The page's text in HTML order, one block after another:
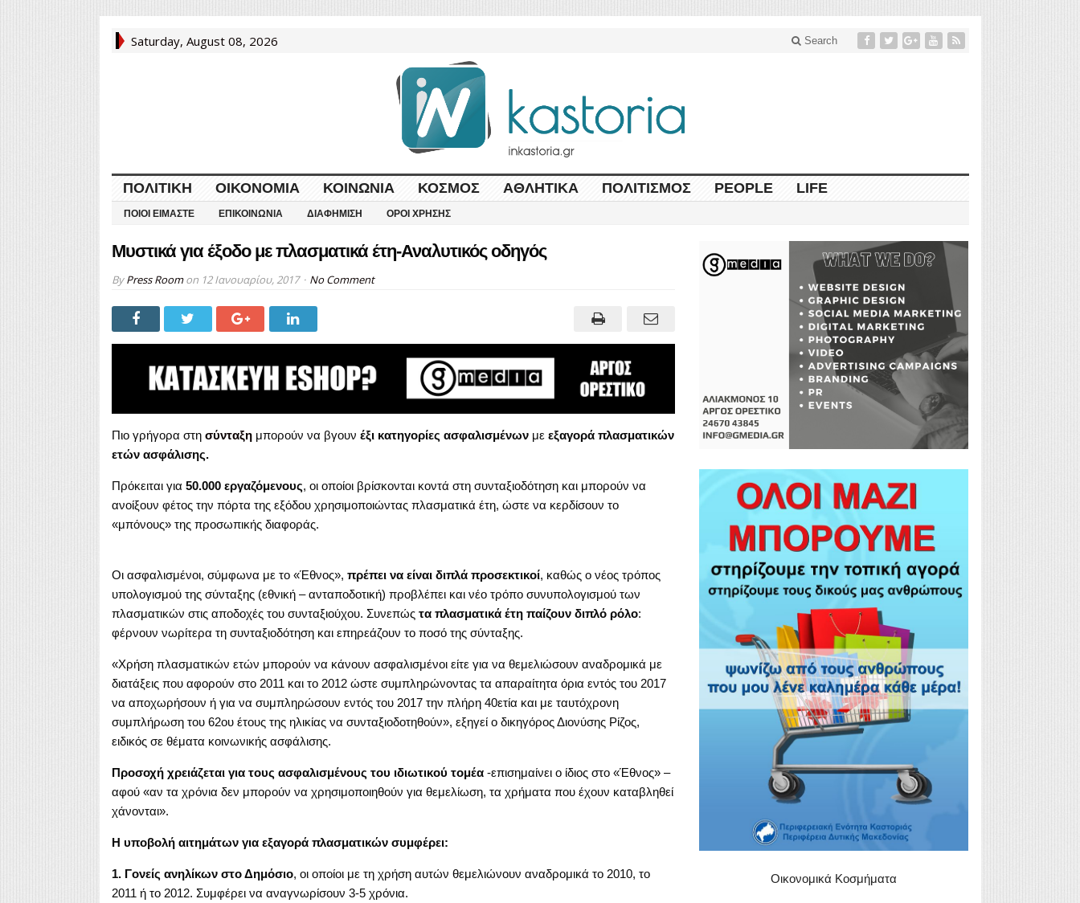
Saturday, August 08, 2026 Search
ΠΟΛΙΤΙΚΉ ΟΙΚΟΝΟΜΊΑ ΚΟΙΝΩΝΊΑ ΚΌΣΜΟΣ ΑΘΛΗΤΙΚΆ ΠΟΛΙΤΙΣΜΌΣ PEOPLE LIFE
ΠΟΙΟΙ ΕΊΜΑΣΤΕ ΕΠΙΚΟΙΝΩΝΊΑ ΔΙΑΦΉΜΙΣΗ ΌΡΟΙ ΧΡΉΣΗΣ
Μυστικά για έξοδο με πλασματικά έτη-Αναλυτικός οδηγός
ByPress Roomon 12 Ιανουαρίου, 2017 No Comment
Πιο γρήγορα στη σύνταξη μπορούν να βγουν έξι κατηγορίες ασφαλισμένωνμε εξαγορά πλασματικών
ετών ασφάλισης.
Πρόκειται για 50.000 εργαζόμενους, οι οποίοι βρίσκονται κοντά στη συνταξιοδότηση και μπορούν να
ανοίξουν φέτος την πόρτα της εξόδου χρησιμοποιώντας πλασματικά έτη, ώστε να κερδίσουν το
«μπόνους» της προσωπικής διαφοράς.
Οι ασφαλισμένοι, σύμφωνα με το «Έθνος», πρέπει να είναι διπλά προσεκτικοί, καθώς ο νέος τρόπος
υπολογισμού της σύνταξης (εθνική – ανταποδοτική) προβλέπει και νέο τρόπο συνυπολογισμού των
πλασματικών στις αποδοχές του συνταξιούχου. Συνεπώς τα πλασματικά έτη παίζουν διπλό ρόλο:
φέρνουν νωρίτερα τη συνταξιοδότηση και επηρεάζουν το ποσό της σύνταξης.
«Χρήση πλασματικών ετών μπορούν να κάνουν ασφαλισμένοι είτε για να θεμελιώσουν αναδρομικά με
διατάξεις που αφορούν στο 2011 και το 2012 ώστε συμπληρώνοντας τα απαραίτητα όρια εντός του 2017
να αποχωρήσουν ή για να συμπληρώσουν εντός του 2017 την πλήρη 40ετία και με ταυτόχρονη
συμπλήρωση του 62ου έτους της ηλικίας να συνταξιοδοτηθούν», εξηγεί ο δικηγόρος Διονύσης Ρίζος,
ειδικός σε θέματα κοινωνικής ασφάλισης.
Προσοχή χρειάζεται για τους ασφαλισμένους του ιδιωτικού τομέα-επισημαίνει ο ίδιος στο «Έθνος» –
αφού «αν τα χρόνια δεν μπορούν να χρησιμοποιηθούν για θεμελίωση, τα χρήματα που έχουν καταβληθεί
χάνονται».
Η υποβολή αιτημάτων για εξαγορά πλασματικών συμφέρει:
1. Γονείς ανηλίκων στο Δημόσιο, οι οποίοι με τη χρήση αυτών θεμελιώνουν αναδρομικά το 2010, το
2011 ή το 2012. Συμφέρει να αναγνωρίσουν 3-5 χρόνια.
Οικονομικά Κοσμήματα